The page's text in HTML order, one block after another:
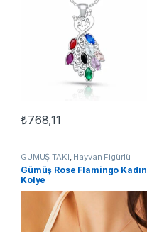
₺768,11
GÜMÜŞ TAKI, Hayvan Figürlü
Kolyeler ,Kadın Kolyeleri Kolye
Kuşlu Kolyeler
Gümüş Rose Flamingo Kadın
Kolye